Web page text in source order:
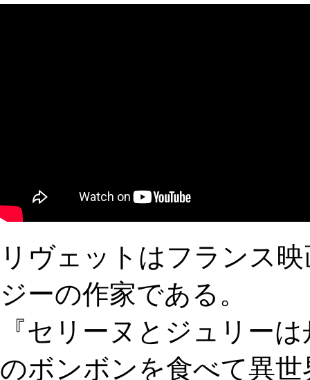
リヴェットはフランス
ジーの作家である。
『セリーヌとジュリー
のボンボンを食べて異